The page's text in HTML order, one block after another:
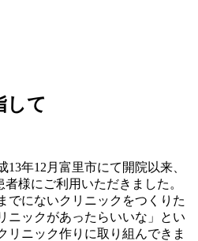
して
13年12月富里市にて開院以来、
者様にご利用いただきました。
でにないクリニックをつくりた
ニックがあったらいいな」とい
リニック作りに取り組んできま